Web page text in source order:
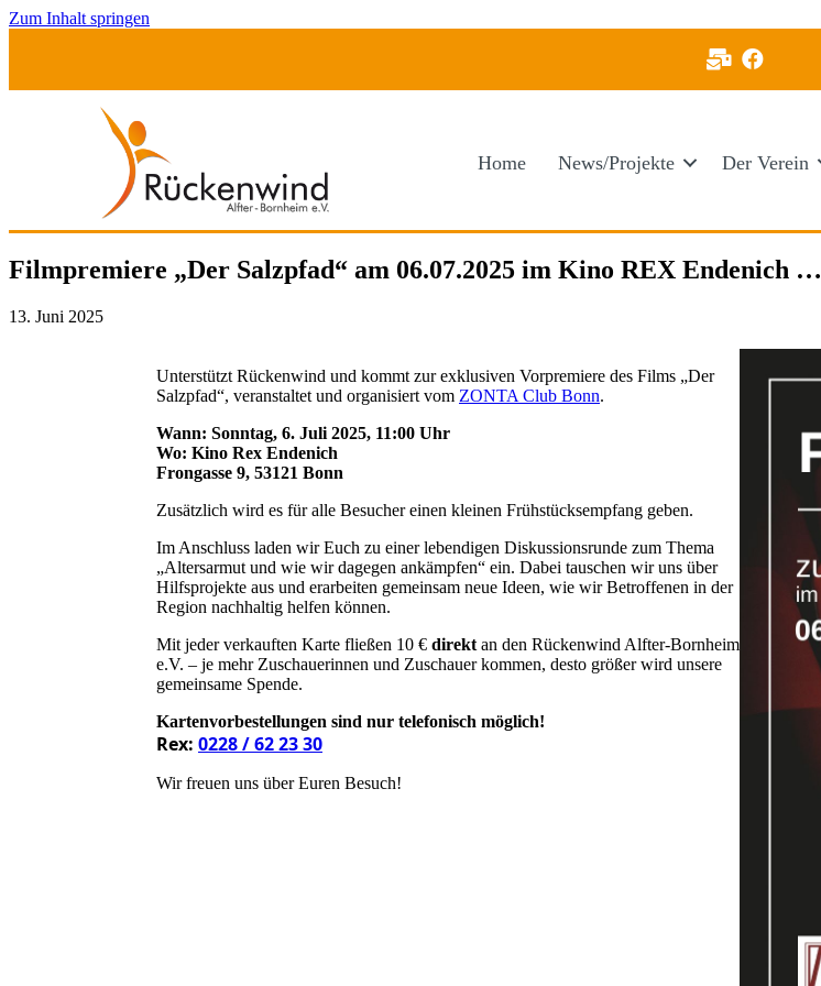
Zum Inhalt springen
Home News/Projekte Der Verein
Filmpremiere „Der Salzpfad“ am 06.07.2025 im Kino REX Endenich …
13. Juni 2025
Unterstützt Rückenwind und kommt zur exklusiven Vorpremiere des Films „Der
Salzpfad“, veranstaltet und organisiert vom ZONTA Club Bonn.
Wann: Sonntag, 6. Juli 2025, 11:00 Uhr
Wo: Kino Rex Endenich
Frongasse 9, 53121 Bonn
Zusätzlich wird es für alle Besucher einen kleinen Frühstücksempfang geben.
Im Anschluss laden wir Euch zu einer lebendigen Diskussionsrunde zum Thema
„Altersarmut und wie wir dagegen ankämpfen“ ein. Dabei tauschen wir uns über
Hilfsprojekte aus und erarbeiten gemeinsam neue Ideen, wie wir Betroffenen in der
Region nachhaltig helfen können.
Mit jeder verkauften Karte fließen 10 € direkt an den Rückenwind Alfter-Bornheim
e.V. – je mehr Zuschauerinnen und Zuschauer kommen, desto größer wird unsere
gemeinsame Spende.
Kartenvorbestellungen sind nur telefonisch möglich!
Rex: 0228 / 62 23 30
Wir freuen uns über Euren Besuch!